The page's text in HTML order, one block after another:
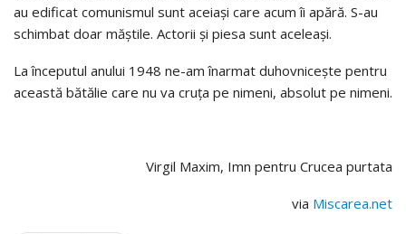
au edificat comunismul sunt aceiaşi care acum îi apără. S-au
schimbat doar măştile. Actorii şi piesa sunt aceleaşi.
La începutul anului 1948 ne-am înarmat duhovniceşte pentru
această bătălie care nu va cruţa pe nimeni, absolut pe nimeni.
Virgil Maxim, Imn pentru Crucea purtata
via Miscarea.net